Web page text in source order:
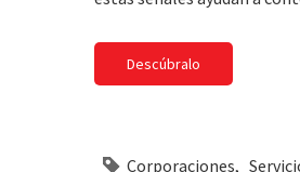
Descúbralo
Corporaciones